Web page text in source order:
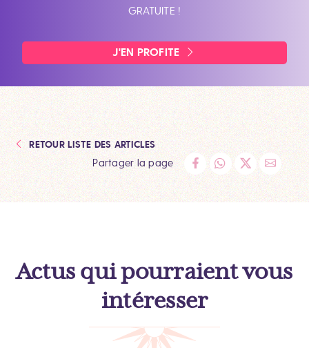
GRATUITE !
J'EN PROFITE
RETOUR LISTE DES ARTICLES
Partager la page
Actus qui pourraient vous
intéresser